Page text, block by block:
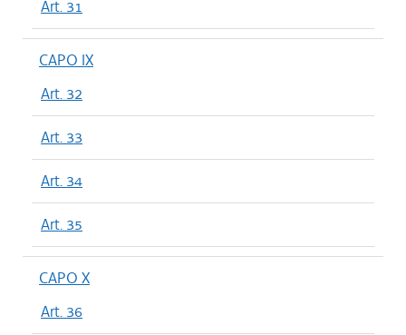
Art. 31
CAPO IX
Art. 32
Art. 33
Art. 34
Art. 35
CAPO X
Art. 36